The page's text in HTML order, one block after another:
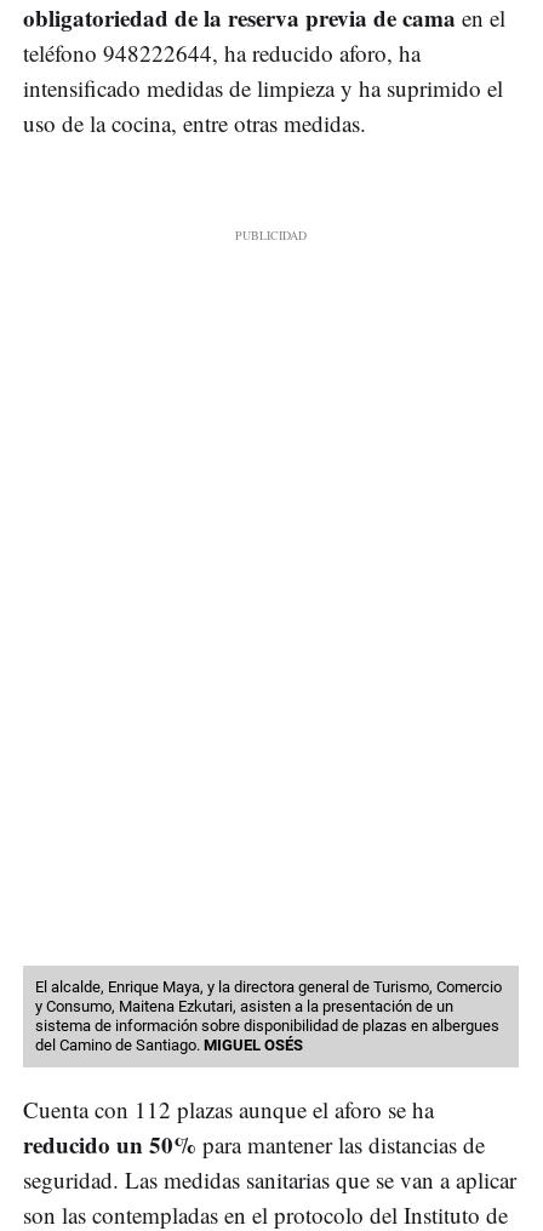
obligatoriedad de la reserva previa de cama en el
teléfono 948222644, ha reducido aforo, ha
intensificado medidas de limpieza y ha suprimido el
uso de la cocina, entre otras medidas.
El alcalde, Enrique Maya, y la directora general de Turismo, Comercio
y Consumo, Maitena Ezkutari, asisten a la presentación de un
sistema de información sobre disponibilidad de plazas en albergues
del Camino de Santiago. MIGUEL OSÉS
Cuenta con 112 plazas aunque el aforo se ha
reducido un 50% para mantener las distancias de
seguridad. Las medidas sanitarias que se van a aplicar
son las contempladas en el protocolo del Instituto de